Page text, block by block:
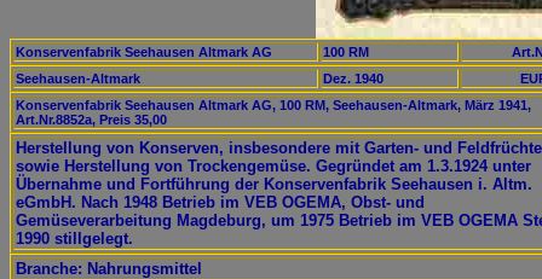
Konservenfabrik Seehausen Altmark AG 100 RM
Seehausen-Altmark
Dez. 1940
Konservenfabrik Seehausen Altmark AG, 100 RM, Seehausen-Altmark, März 1941,
Art.Nr.8852a, Preis 35,00
Herstellung von Konserven, insbesondere mit Garten- und
sowie Herstellung von Trockengemüse. Gegründet am 1.3.1924 unter
Übernahme und Fortführung der Konservenfabrik Seehausen i. Altm.
eGmbH. Nach 1948 Betrieb im VEB OGEMA, Obst- und
Gemüseverarbeitung Magdeburg, um 1975 Betrieb im VEB OGEMA
1990 stillgelegt.
Branche: Nahrungsmittel